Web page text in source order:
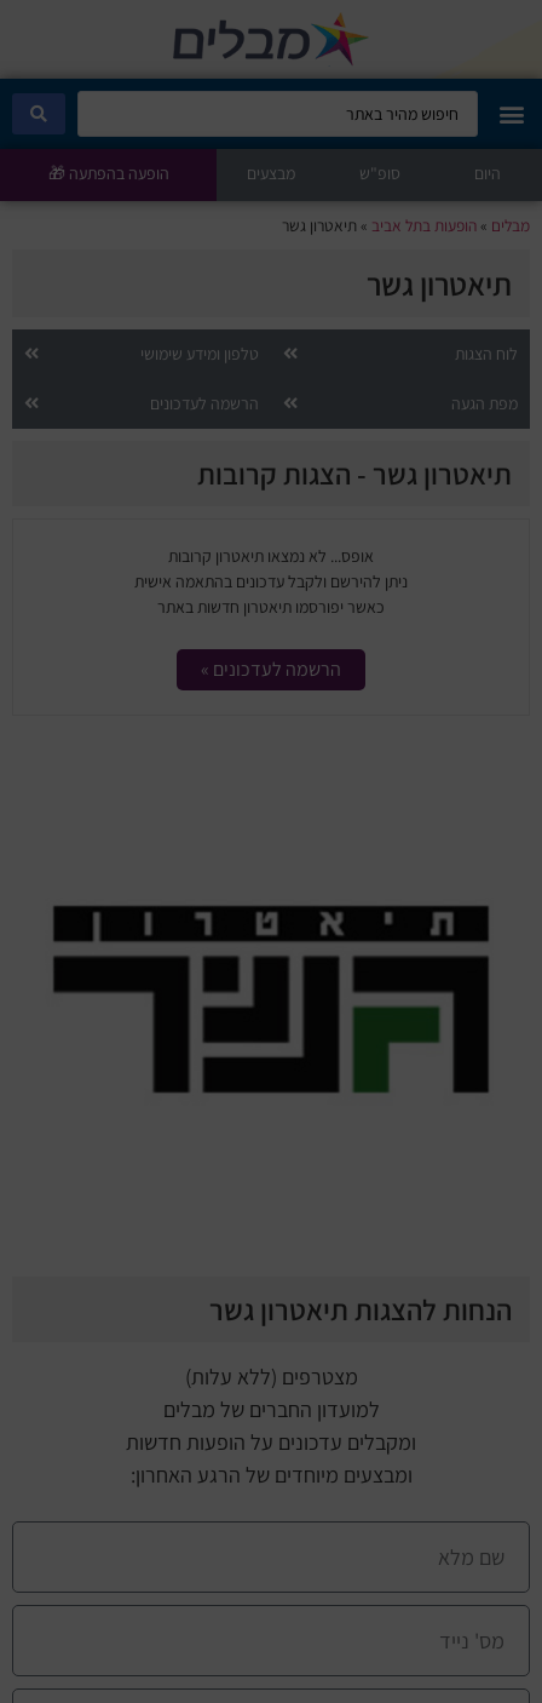
מבלים קלאב
הופעות היום
סטנדאפ
הצגות ילדים
הופעות חיות
הצגות תיאטרון
היום סופ"ש מבצעים הופעה בהפתעה 🎁
מבלים »הופעות בתל אביב » תיאטרון גשר
תיאטרון גשר
לוח הצגות טלפון ומידע שימושי
מפת הגעה הרשמה לעדכונים
תיאטרון גשר - הצגות קרובות
אופס... לא נמצאו תיאטרון קרובות
ניתן להירשם ולקבל עדכונים בהתאמה אישית
כאשר יפורסמו תיאטרון חדשות באתר
הרשמה לעדכונים »
הנחות להצגות תיאטרון גשר
מצטרפים (ללא עלות)
למועדון החברים של מבלים
ומקבלים עדכונים על הופעות חדשות
ומבצעים מיוחדים של הרגע האחרון: